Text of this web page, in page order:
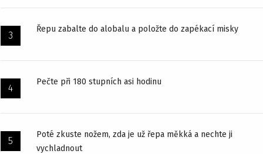
Řepu zabalte do alobalu a položte do zapékací misky
Pečte při 180 stupních asi hodinu
Poté zkuste nožem, zda je už řepa měkká a nechte ji
vychladnout